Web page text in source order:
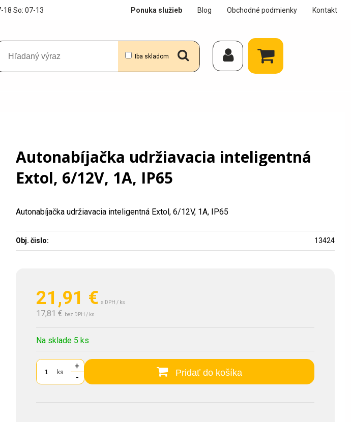
18 So: 07-13
Iba skladom
Ponuka služieb Blog Obchodné podmienky Kontakt
Autonabíjačka udržiavacia inteligentná
Extol, 6/12V, 1A, IP65
21,91 € s DPH / ks
17,81 € bez DPH / ks
Na sklade 5 ks
ks
+
-
Pridať do košíka
Autonabíjačka udržiavacia inteligentná Extol, 6/12V, 1A, IP65
Obj. čislo: 13424